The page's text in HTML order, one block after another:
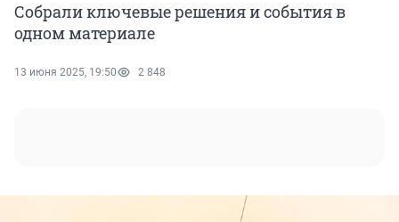
Собрали ключевые решения и события в
одном материале
13 июня 2025, 19:50 2 848